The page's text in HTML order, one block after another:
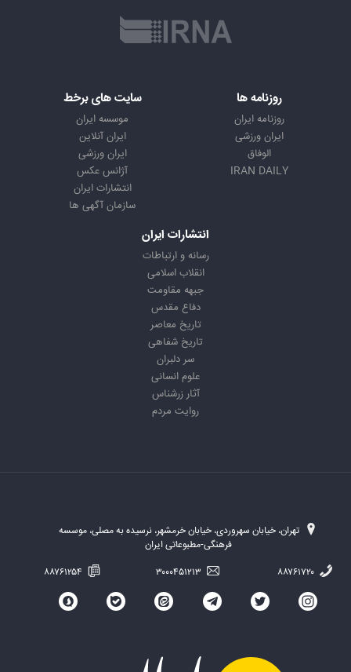
روزنامه ها
روزنامه ایران
ایران ورزشی
الوفاق
IRAN DAILY
سایت های برخط
موسسه ایران
ایران آنلاین
ایران ورزشی
آژانس عکس
انتشارات ایران
سازمان آگهی ها
انتشارات ایران
رسانه و ارتباطات
انقلاب اسلامی
جبهه مقاومت
دفاع مقدس
تاریخ معاصر
تاریخ شفاهی
سر دلبران
علوم انسانی
آثار زرشناس
روایت مردم
تهران، خیابان سهروردی، خیابان خرمشهر، نرسیده به مصلی، موسسه
فرهنگی-مطبوعاتی ایران